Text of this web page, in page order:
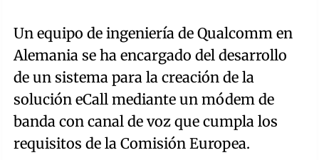
Un equipo de ingeniería de Qualcomm en
Alemania se ha encargado del desarrollo
de un sistema para la creación de la
solución eCall mediante un módem de
banda con canal de voz que cumpla los
requisitos de la Comisión Europea.